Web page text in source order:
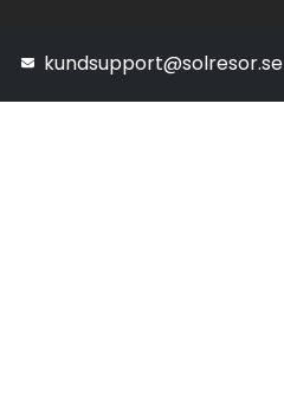
kundsupport@solresor.se